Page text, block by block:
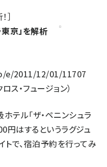
］
東京」を解析
2011/12/01/11707
ス・フュージョン）
テル「ザ・ペニンシュラ
円はするというラグジュ
で、宿泊予約を行ってみ